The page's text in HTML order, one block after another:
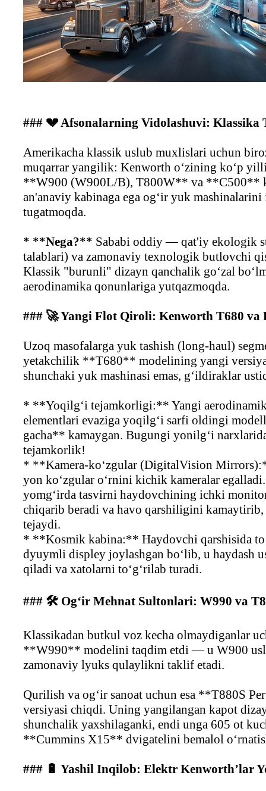
### 💔 Afsonalarning Vidolashuvi: Klassika
Amerikacha klassik uslub muxlislari uchun
muqarrar yangilik: Kenworth o‘zining ko‘p
**W900 (W900L/B), T800W** va **C500**
an'anaviy kabinaga ega og‘ir yuk
tugatmoqda.
* **Nega?** Sababi oddiy — qat'iy ekologik
talablari) va zamonaviy texnologik butlovchi
Klassik "burunli" dizayn qanchalik go‘zal
aerodinamika qonunlariga yutqazmoqda.
### 🚀 Yangi Flot Qiroli: Kenworth T680 va
Uzoq masofalarga yuk tashish (long-haul)
yetakchilik **T680** modelining yangi
shunchaki yuk mashinasi emas, g‘ildiraklar
* **Yoqilg‘i tejamkorligi:** Yangi
elementlari evaziga yoqilg‘i sarfi oldingi
gacha** kamaygan. Bugungi yonilg‘i
tejamkorlik!
* **Kamera-ko‘zgular (DigitalVision
yon ko‘zgular o‘rnini kichik kameralar
yomg‘irda tasvirni haydovchining ichki
chiqarib beradi va havo qarshiligini
tejaydi.
* **Kosmik kabina:** Haydovchi qarshisida
dyuymli displey joylashgan bo‘lib, u haydash
qiladi va xatolarni to‘g‘rilab turadi.
### 🛠️ Og‘ir Mehnat Sultonlari: W990 va
Klassikadan butkul voz kecha olmaydiganlar
**W990** modelini taqdim etdi — u W900
zamonaviy lyuks qulaylikni taklif etadi.
Qurilish va og‘ir sanoat uchun esa **T880S
versiyasi chiqdi. Uning yangilangan kapot
shunchalik yaxshilaganki, endi unga 605 ot
**Cummins X15** dvigatelini bemalol
### 🔋 Yashil Inqilob: Elektr Kenworth’lar